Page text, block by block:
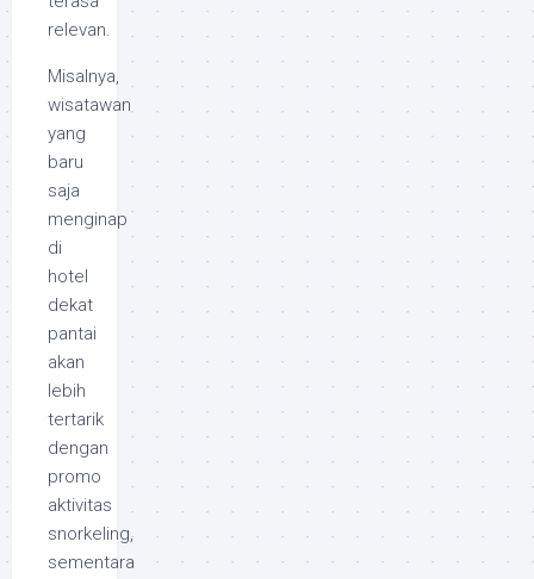
relevan.
Misalnya,
wisatawan
yang
baru
saja
menginap
di
hotel
dekat
pantai
akan
lebih
tertarik
dengan
promo
aktivitas
snorkeling,
sementara